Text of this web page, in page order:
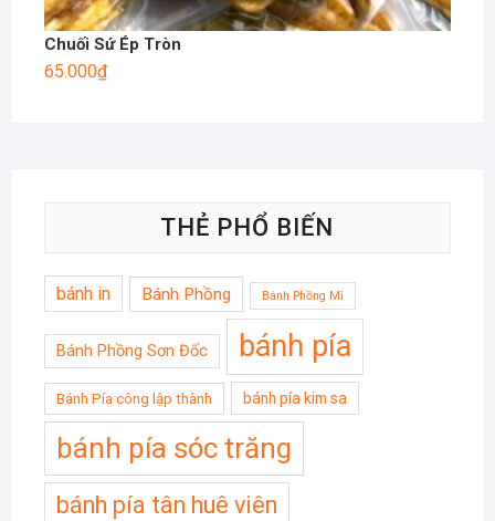
Chuối Sứ Ép Tròn
65.000₫
THẺ PHỔ BIẾN
bánh in Bánh Phồng Bánh Phồng Mì
Bánh Phồng Sơn Đốc bánh pía
Bánh Pía công lập thành bánh pía kim sa
bánh pía sóc trăng
bánh pía tân huê viên